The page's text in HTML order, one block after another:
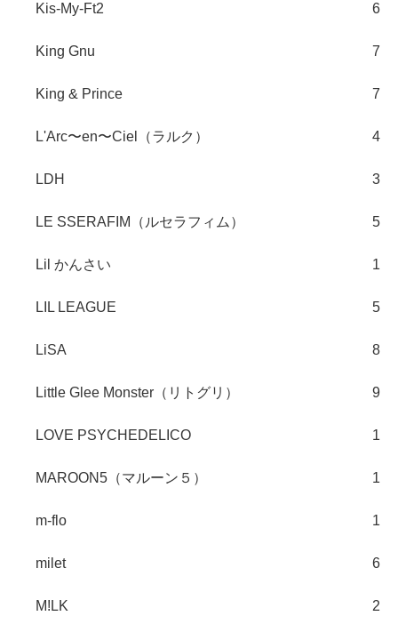
Kis-My-Ft2 6
King Gnu 7
King & Prince 7
L'Arc〜en〜Ciel（ラルク） 4
LDH 3
LE SSERAFIM（ルセラフィム） 5
Lil かんさい 1
LIL LEAGUE 5
LiSA 8
Little Glee Monster（リトグリ） 9
LOVE PSYCHEDELICO 1
MAROON5（マルーン５） 1
m-flo 1
milet 6
M!LK 2